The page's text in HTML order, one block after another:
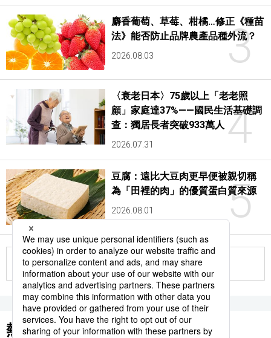
3
麝香葡萄、草莓、柑橘…修正《種苗
法》能否防止品牌農產品種外流？
2026.08.03
4
〈衰老日本〉75歲以上「老老照
顧」家庭達37%——國民生活基礎調
查：獨居長者突破933萬人
2026.07.31
5
豆腐：遠比大豆肉更早便被親切稱
為「田裡的肉」的優質蛋白質來源
2026.08.01
更多
熱門關鍵詞